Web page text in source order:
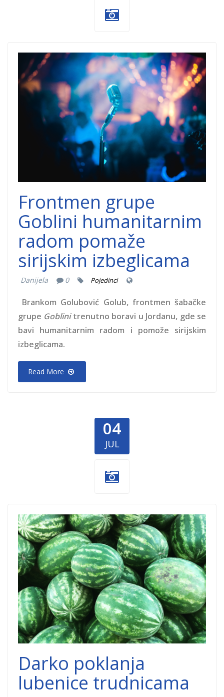
muzika-
dobrocinitim.png
Frontmen grupe
Goblini humanitarnim
radom pomaže
sirijskim izbeglicama
Danijela 0 Pojedinci
Brankom Golubović Golub, frontmen šabačke
grupe Goblinitrenutno boravi u Jordanu, gde se
bavi humanitarnim radom i pomože sirijskim
izbeglicama.
Read More
04
JUL
lubenice-
dobrocinitim.png
Darko poklanja
lubenice trudnicama